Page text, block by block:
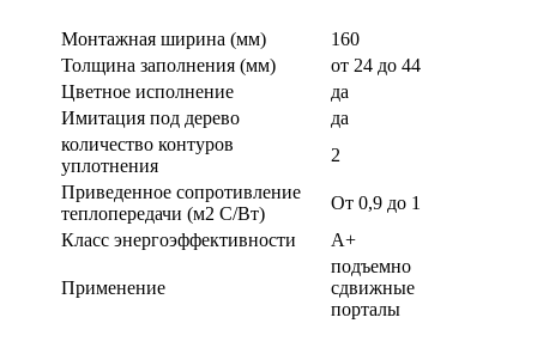
Монтажная ширина (мм)
160
Толщина заполнения (мм)
от 24 до 44
Цветное исполнение
да
Имитация под дерево
да
количество контуров
уплотнения
2
Приведенное сопротивление
теплопередачи (м2 C/Вт)
От 0,9 до 1
Класс энергоэффективности
А+
Применение
подъемно
сдвижные
порталы